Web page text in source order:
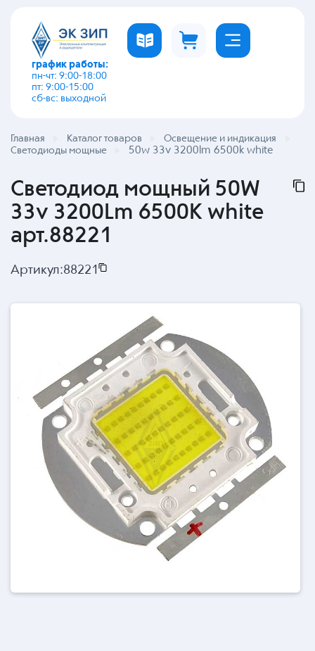
график работы:
пн-чт: 9:00-18:00
пт: 9:00-15:00
сб-вс: выходной
Главная Каталог товаров
Освещение и индикация
Светодиоды мощные
50w 33v 3200lm 6500k white
Светодиод мощный 50W
33v 3200Lm 6500K white
арт.88221
Артикул:88221